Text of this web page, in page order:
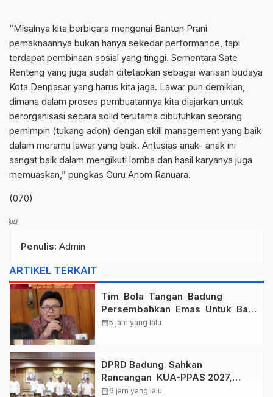
“Misalnya kita berbicara mengenai Banten Prani
pemaknaannya bukan hanya sekedar performance, tapi
terdapat pembinaan sosial yang tinggi. Sementara Sate
Renteng yang juga sudah ditetapkan sebagai warisan budaya
Kota Denpasar yang harus kita jaga. Lawar pun demikian,
dimana dalam proses pembuatannya kita diajarkan untuk
berorganisasi secara solid terutama dibutuhkan seorang
pemimpin (tukang adon) dengan skill management yang baik
dalam meramu lawar yang baik. Antusias anak- anak ini
sangat baik dalam mengikuti lomba dan hasil karyanya juga
memuaskan,” pungkas Guru Anom Ranuara.
(070)
￼
Penulis: Admin
ARTIKEL TERKAIT
Tim Bola Tangan Badung
Persembahkan Emas Untuk Bali
, Taklukkan Jawa Tengah Di
calendar_month5 jam yang lalu
DPRD Badung Sahkan
Rancangan KUA-PPAS 2027,
Anggaran Tembus Lebih Dari
calendar_month6 jam yang lalu